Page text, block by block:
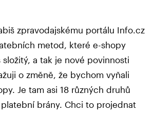
zpravodajskému portálu Info.cz
metod, které e-shopy
a tak je nové povinnosti
o změně, že bychom vyňali
Je tam asi 18 různých druhů
brány. Chci to projednat